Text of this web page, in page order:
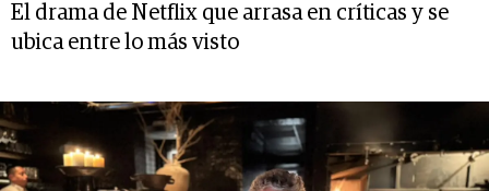
El drama de Netflix que arrasa en críticas y se
ubica entre lo más visto